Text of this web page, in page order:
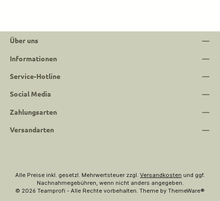
Über uns
Informationen
Service-Hotline
Social Media
Zahlungsarten
Versandarten
Alle Preise inkl. gesetzl. Mehrwertsteuer zzgl. Versandkosten und ggf.
Nachnahmegebühren, wenn nicht anders angegeben.
© 2026 Teamprofi - Alle Rechte vorbehalten. Theme by ThemeWare®